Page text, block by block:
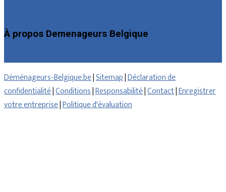
À propos Demenageurs Belgique
Déménageurs-Belgique.be|Sitemap|Déclaration de
confidentialité|Conditions|Responsabilité|Contact|Enregistrer
votre entreprise|Politique d'évaluation